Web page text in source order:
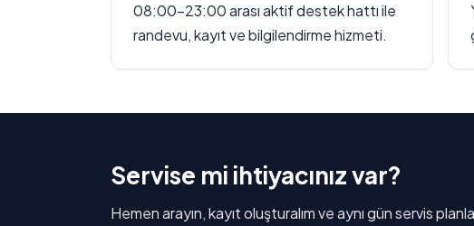
08:00–23:00 arası aktif destek hattı ile
randevu, kayıt ve bilgilendirme hizmeti.
Servise mi ihtiyacınız var?
Hemen arayın, kayıt oluşturalım ve aynı gün servis